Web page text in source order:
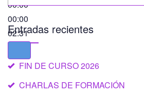
00:00
00:00
02:31
Entradas recientes
FIN DE CURSO 2026
CHARLAS DE FORMACIÓN